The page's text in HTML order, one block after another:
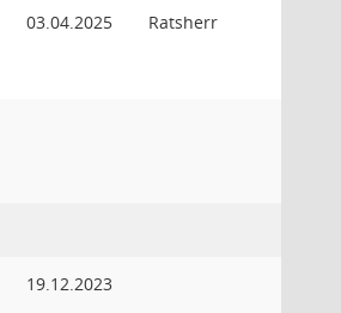
03.04.2025 Ratsherr
19.12.2023